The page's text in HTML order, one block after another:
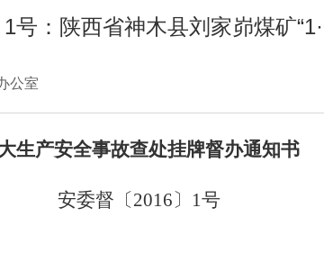
号：陕西省神木县刘家峁煤矿
公室
生产安全事故查处挂牌督办通知书
安委督〔2016〕 1号